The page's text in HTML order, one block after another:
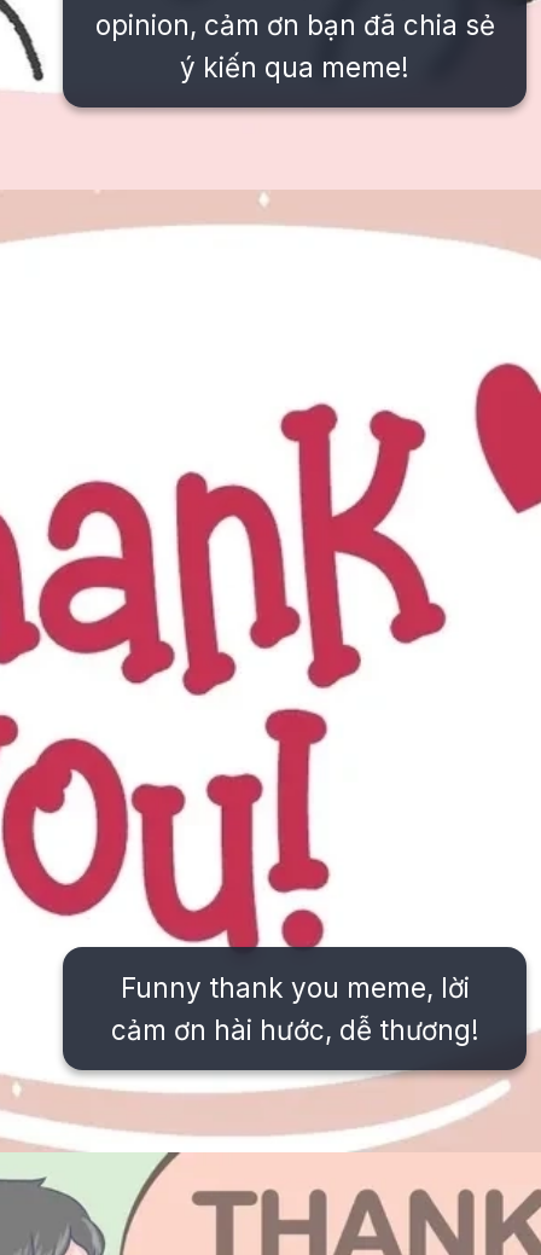
opinion, cảm ơn bạn đã chia sẻ
ý kiến qua meme!
Đang mởhttps://issiloo.edu.vn/meme-thank-you
Funny thank you meme, lời
cảm ơn hài hước, dễ thương!
https://issiloo.edu.vn/meme-thank-you